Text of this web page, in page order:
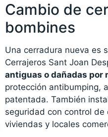
Cambio de
bombines
Una cerradura nueva es
Cerrajeros Sant Joan
antiguas o dañadas por
protección antibumping,
patentada. También
seguridad con control
viviendas y locales